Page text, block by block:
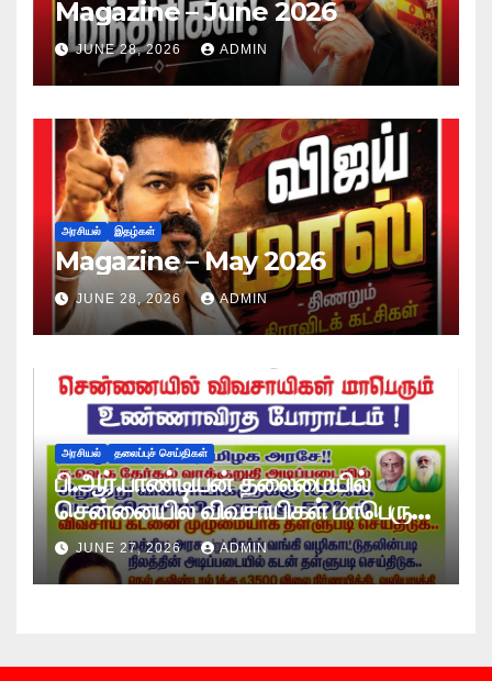
Magazine – June 2026
JUNE 28, 2026 ADMIN
அரசியல் இதழ்கள்
Magazine – May 2026
JUNE 28, 2026 ADMIN
அரசியல் தலைப்புச் செய்திகள்
பி.ஆர்.பாண்டியன் தலைமையில்
சென்னையில் விவசாயிகள் மாபெரும்
உண்ணாவிரத போராட்டம் !
JUNE 27, 2026 ADMIN